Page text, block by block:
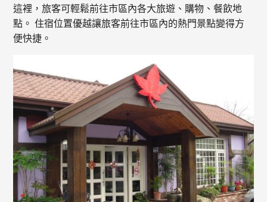
這裡，旅客可輕鬆前往市區內各大旅遊、購物、餐飲地
點。 住宿位置優越讓旅客前往市區內的熱門景點變得方
便快捷。